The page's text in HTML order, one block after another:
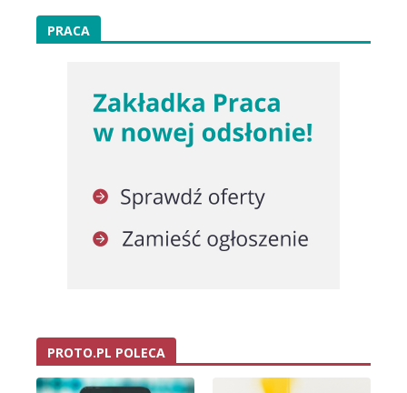
PRACA
PROTO.PL POLECA